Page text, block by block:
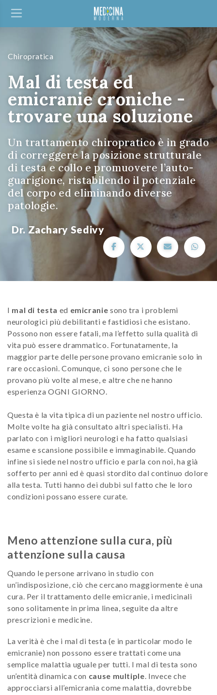
Chiropratica
Mal di testa ed
emicranie croniche -
trovare una soluzione
Un trattamento chiropratico è in grado
di correggere la posizione strutturale
di testa e collo e promuovere l’auto-
guarigione, ristabilendo il potenziale
del corpo ed eliminando diverse
patologie.
Dr. Zachary Sedivy
I mal di testa ed emicranie sono tra i problemi
neurologici più debilitanti e fastidiosi che esistano.
Possono non essere fatali, ma l’effetto sulla qualità di
vita può essere drammatico. Fortunatamente, la
maggior parte delle persone provano emicranie solo in
rare occasioni. Comunque, ci sono persone che le
provano più volte al mese, e altre che ne hanno
esperienza OGNI GIORNO.
Questa è la vita tipica di un paziente nel nostro ufficio.
Molte volte ha già consultato altri specialisti. Ha
parlato con i migliori neurologi e ha fatto qualsiasi
esame e scansione possibile e immaginabile. Quando
infine si siede nel nostro ufficio e parla con noi, ha già
sofferto per anni ed è quasi stordito dal continuo dolore
alla testa. Tutti hanno dei dubbi sul fatto che le loro
condizioni possano essere curate.
Meno attenzione sulla cura, più
attenzione sulla causa
Quando le persone arrivano in studio con
un’indisposizione, ciò che cercano maggiormente è una
cura. Per il trattamento delle emicranie, i medicinali
sono solitamente in prima linea, seguite da altre
prescrizioni e medicine.
La verità è che i mal di testa (e in particolar modo le
emicranie) non possono essere trattati come una
semplice malattia uguale per tutti. I mal di testa sono
un’entità dinamica con cause multiple. Invece che
approcciarsi all’emicrania come malattia, dovrebbe